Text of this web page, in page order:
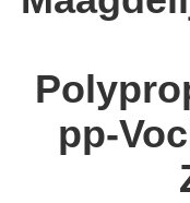
VERZOEK
OM EEN
pp-